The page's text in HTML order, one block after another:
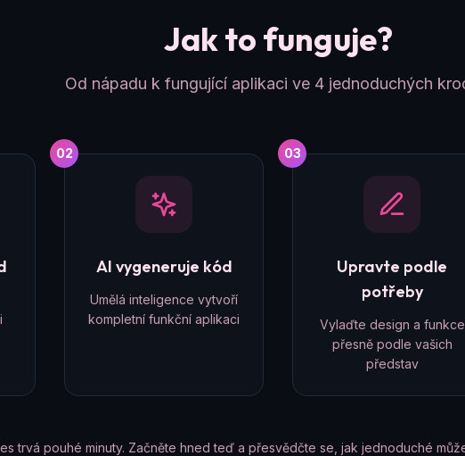
Jak to funguje?
Od nápadu k fungující aplikaci ve 4 jednoduchých
02
AI vygeneruje kód
Umělá inteligence vytvoří
kompletní funkční aplikaci
03
Upravte podle
potřeby
Vylaďte design a funkce
přesně podle vašich
představ
trvá pouhé minuty. Začněte hned teď a přesvědčte se, jak jednoduché